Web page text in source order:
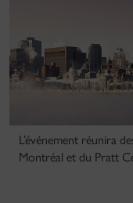
L’événement réunira
Montréal et du Pratt